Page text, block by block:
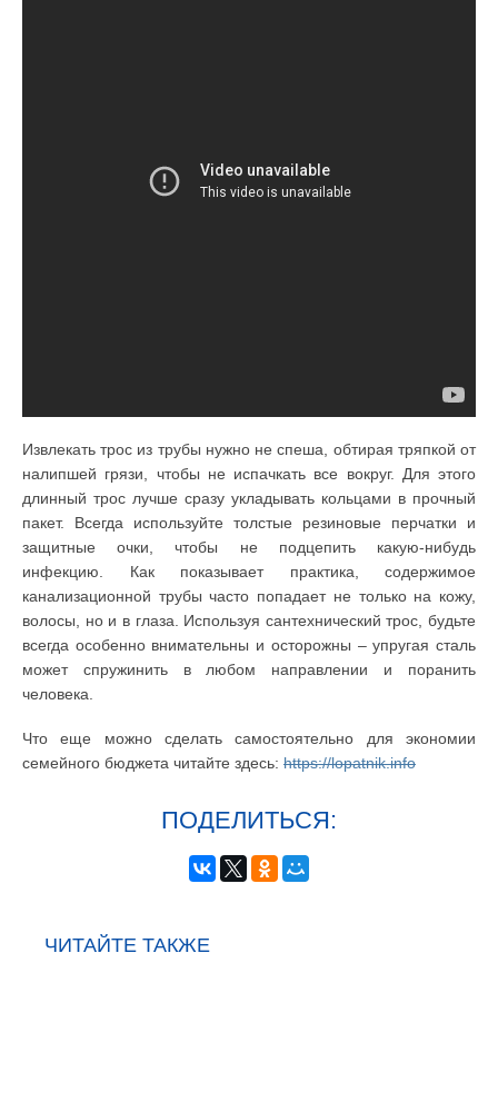
Извлекать трос из трубы нужно не спеша, обтирая тряпкой от
налипшей грязи, чтобы не испачкать все вокруг. Для этого
длинный трос лучше сразу укладывать кольцами в прочный
пакет. Всегда используйте толстые резиновые перчатки и
защитные очки, чтобы не подцепить какую-нибудь
инфекцию. Как показывает практика, содержимое
канализационной трубы часто попадает не только на кожу,
волосы, но и в глаза. Используя сантехнический трос, будьте
всегда особенно внимательны и осторожны – упругая сталь
может спружинить в любом направлении и поранить
человека.
Что еще можно сделать самостоятельно для экономии
семейного бюджета читайте здесь: https://lopatnik.info
ПОДЕЛИТЬСЯ:
ЧИТАЙТЕ ТАКЖЕ